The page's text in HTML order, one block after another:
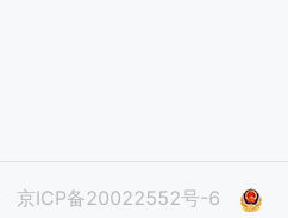
京ICP备20022552号-6